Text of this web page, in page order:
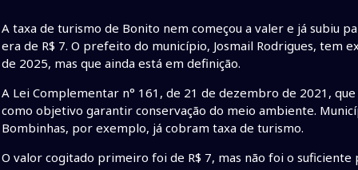
A taxa de turismo de Bonito nem começou a valer e já subiu
era de R$ 7. O prefeito do município, Josmail Rodrigues, tem
de 2025, mas que ainda está em definição.
A Lei Complementar n° 161, de 21 de dezembro de 2021,
como objetivo garantir conservação do meio ambiente.
Bombinhas, por exemplo, já cobram taxa de turismo.
O valor cogitado primeiro foi de R$ 7, mas não foi o